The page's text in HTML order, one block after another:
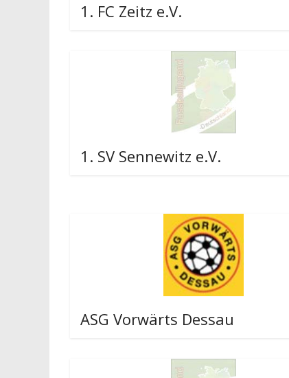
1. FC Zeitz e.V.
1. SV Sennewitz e.V.
ASG Vorwärts Dessau